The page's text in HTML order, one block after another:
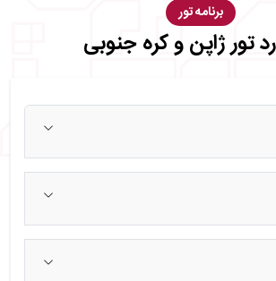
برنامه تور
تور ژاپن و کره جنوبی